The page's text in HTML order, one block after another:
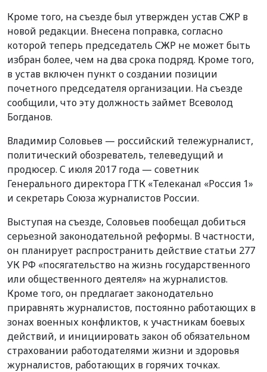
Кроме того, на съезде был утвержден устав СЖР в
новой редакции. Внесена поправка, согласно
которой теперь председатель СЖР не может быть
избран более, чем на два срока подряд. Кроме того,
в устав включен пункт о создании позиции
почетного председателя организации. На съезде
сообщили, что эту должность займет Всеволод
Богданов.
Владимир Соловьев — российский тележурналист,
политический обозреватель, телеведущий и
продюсер. С июля 2017 года — советник
Генерального директора ГТК «Телеканал «Россия 1»
и секретарь Союза журналистов России.
Выступая на съезде, Соловьев пообещал добиться
серьезной законодательной реформы. В частности,
он планирует распространить действие статьи 277
УК РФ «посягательство на жизнь государственного
или общественного деятеля» на журналистов.
Кроме того, он предлагает законодательно
приравнять журналистов, постоянно работающих в
зонах военных конфликтов, к участникам боевых
действий, и инициировать закон об обязательном
страховании работодателями жизни и здоровья
журналистов, работающих в горячих точках.